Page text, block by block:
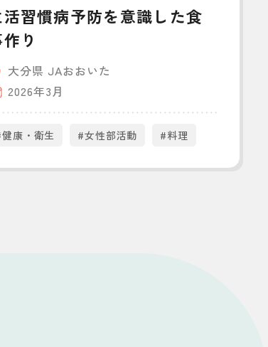
習慣病予防を意識した食
り
大分県 JAおおいた
2026年3月
康・衛生 #女性部活動 #料理